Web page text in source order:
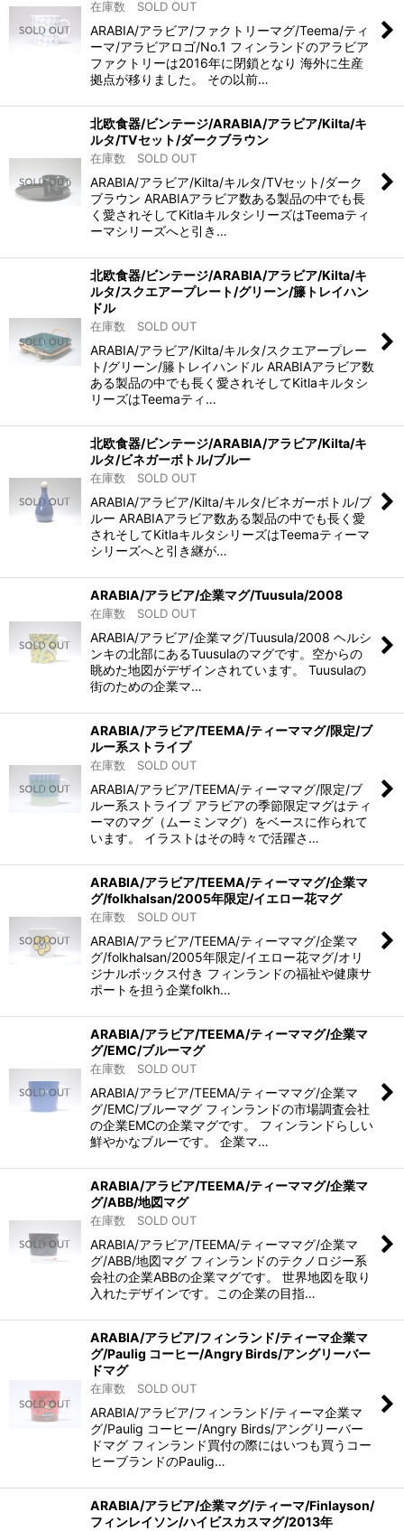
在庫数 SOLD OUT
ARABIA/アラビア/ファクトリーマグ/Teema/ティ
ーマ/アラビアロゴ/No.1 フィンランドのアラビア
ファクトリーは2016年に閉鎖となり 海外に生産
拠点が移りました。 その以前…
北欧食器/ビンテージ/ARABIA/アラビア/Kilta/キ
ルタ/TVセット/ダークブラウン
在庫数 SOLD OUT
ARABIA/アラビア/Kilta/キルタ/TVセット/ダーク
ブラウン ARABIAアラビア数ある製品の中でも長
く愛されそしてKitlaキルタシリーズはTeemaティ
ーマシリーズへと引き…
北欧食器/ビンテージ/ARABIA/アラビア/Kilta/キ
ルタ/スクエアープレート/グリーン/籐トレイハン
ドル
在庫数 SOLD OUT
ARABIA/アラビア/Kilta/キルタ/スクエアープレー
ト/グリーン/籐トレイハンドル ARABIAアラビア数
ある製品の中でも長く愛されそしてKitlaキルタシ
リーズはTeemaティ…
北欧食器/ビンテージ/ARABIA/アラビア/Kilta/キ
ルタ/ビネガーボトル/ブルー
在庫数 SOLD OUT
ARABIA/アラビア/Kilta/キルタ/ビネガーボトル/ブ
ルー ARABIAアラビア数ある製品の中でも長く愛
されそしてKitlaキルタシリーズはTeemaティーマ
シリーズへと引き継が…
ARABIA/アラビア/企業マグ/Tuusula/2008
在庫数 SOLD OUT
ARABIA/アラビア/企業マグ/Tuusula/2008 ヘルシ
ンキの北部にあるTuusulaのマグです。空からの
眺めた地図がデザインされています。 Tuusulaの
街のための企業マ…
ARABIA/アラビア/TEEMA/ティーママグ/限定/ブ
ルー系ストライプ
在庫数 SOLD OUT
ARABIA/アラビア/TEEMA/ティーママグ/限定/ブ
ルー系ストライプ アラビアの季節限定マグはティ
ーマのマグ（ムーミンマグ）をベースに作られて
います。 イラストはその時々で活躍さ…
ARABIA/アラビア/TEEMA/ティーママグ/企業マ
グ/folkhalsan/2005年限定/イエロー花マグ
在庫数 SOLD OUT
ARABIA/アラビア/TEEMA/ティーママグ/企業マ
グ/folkhalsan/2005年限定/イエロー花マグ/オリ
ジナルボックス付き フィンランドの福祉や健康サ
ポートを担う企業folkh…
ARABIA/アラビア/TEEMA/ティーママグ/企業マ
グ/EMC/ブルーマグ
在庫数 SOLD OUT
ARABIA/アラビア/TEEMA/ティーママグ/企業マ
グ/EMC/ブルーマグ フィンランドの市場調査会社
の企業EMCの企業マグです。 フィンランドらしい
鮮やかなブルーです。 企業マ…
ARABIA/アラビア/TEEMA/ティーママグ/企業マ
グ/ABB/地図マグ
在庫数 SOLD OUT
ARABIA/アラビア/TEEMA/ティーママグ/企業マ
グ/ABB/地図マグ フィンランドのテクノロジー系
会社の企業ABBの企業マグです。 世界地図を取り
入れたデザインです。この企業の目指…
ARABIA/アラビア/フィンランド/ティーマ企業マ
グ/Paulig コーヒー/Angry Birds/アングリーバー
ドマグ
在庫数 SOLD OUT
ARABIA/アラビア/フィンランド/ティーマ企業マ
グ/Paulig コーヒー/Angry Birds/アングリーバー
ドマグ フィンランド買付の際にはいつも買うコー
ヒーブランドのPaulig…
ARABIA/アラビア/企業マグ/ティーマ/Finlayson/
フィンレイソン/ハイビスカスマグ/2013年